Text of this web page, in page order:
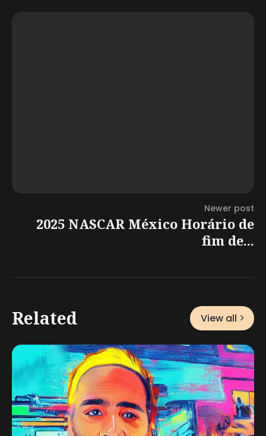
Newer post
2025 NASCAR México Horário de
fim de...
Related View all